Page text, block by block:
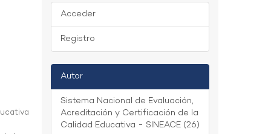
Acceder
Registro
Autor
Sistema Nacional de Evaluación,
Acreditación y Certificación de la
Calidad Educativa - SINEACE (26)